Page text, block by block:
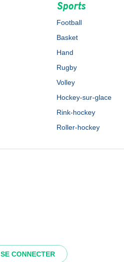
SE CONNECTER
Sports
Football
Basket
Hand
Rugby
Volley
Hockey-sur-glace
Rink-hockey
Roller-hockey